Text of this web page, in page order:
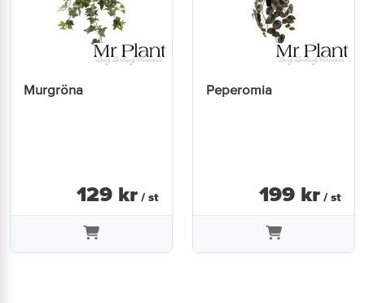
Murgröna
129 kr / st
Peperomia
199 kr / st